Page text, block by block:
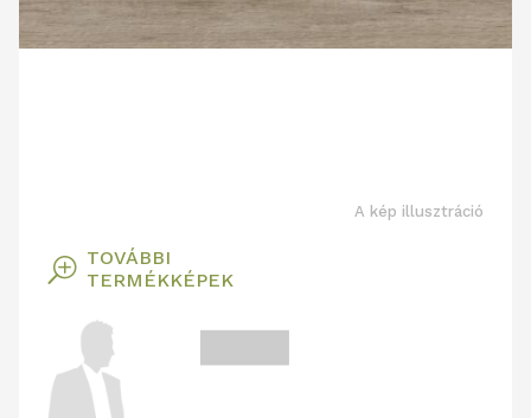
A kép illusztráció
T TOVÁBBI
TERMÉKKÉPEK